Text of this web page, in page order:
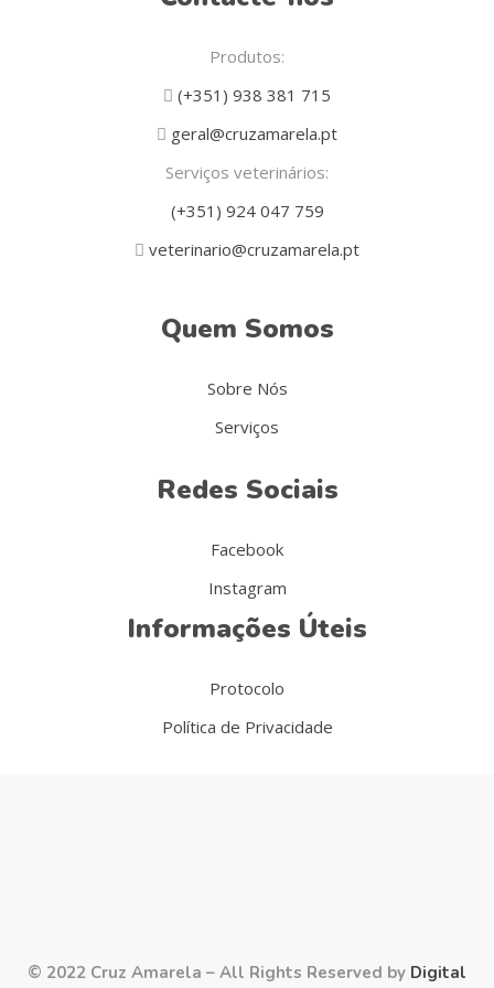
Produtos:
(+351) 938 381 715
geral@cruzamarela.pt
Serviços veterinários:
(+351) 924 047 759
veterinario@cruzamarela.pt
Quem Somos
Sobre Nós
Serviços
Redes Sociais
Facebook
Instagram
Informações Úteis
Protocolo
Política de Privacidade
© 2022 Cruz Amarela – All Rights Reserved by Digital